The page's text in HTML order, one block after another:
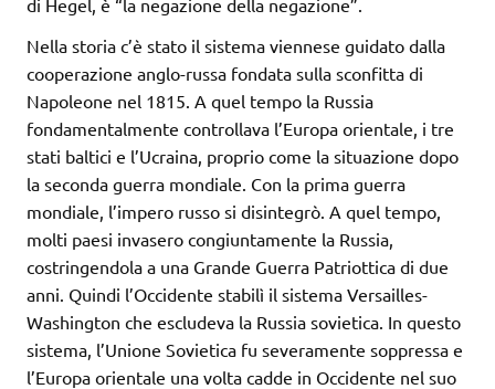
Nella storia c’è stato il sistema viennese guidato dalla
cooperazione anglo-russa fondata sulla sconfitta di
Napoleone nel 1815. A quel tempo la Russia
fondamentalmente controllava l’Europa orientale, i tre
stati baltici e l’Ucraina, proprio come la situazione dopo
la seconda guerra mondiale. Con la prima guerra
mondiale, l’impero russo si disintegrò. A quel tempo,
molti paesi invasero congiuntamente la Russia,
costringendola a una Grande Guerra Patriottica di due
anni. Quindi l’Occidente stabilì il sistema Versailles-
Washington che escludeva la Russia sovietica. In questo
sistema, l’Unione Sovietica fu severamente soppressa e
l’Europa orientale una volta cadde in Occidente nel suo